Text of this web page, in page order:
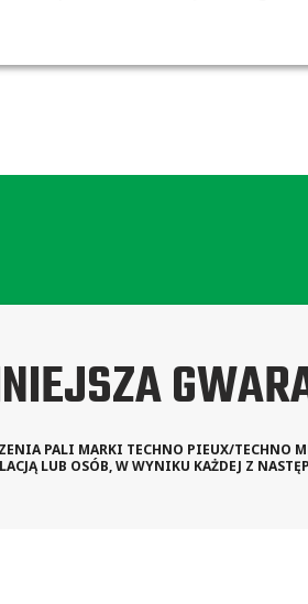
PALI MARKI TECHNO PIEUX/TECHNO
LUB OSÓB, W WYNIKU KAŻDEJ Z